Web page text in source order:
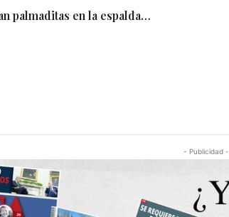
palmaditas en la espalda…
- Publicidad -